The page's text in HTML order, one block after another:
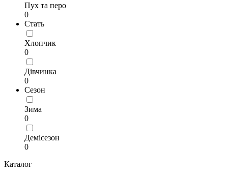
Пух та перо
0
Стать
Хлопчик
0
Дівчинка
0
Сезон
Зима
0
Демісезон
0
Каталог